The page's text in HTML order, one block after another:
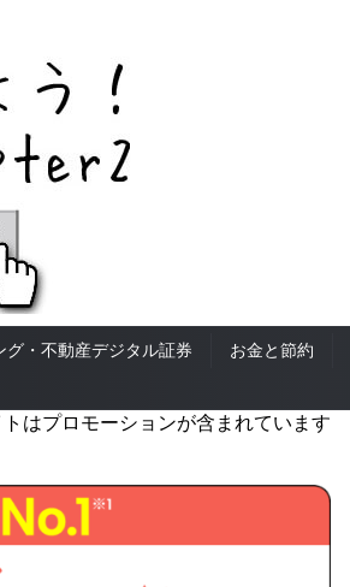
グ・不動産デジタル証券 お金と節約
はプロモーションが含まれています